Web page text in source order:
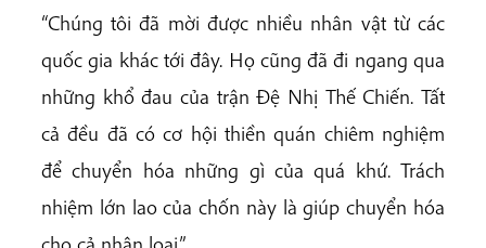
“Chúng tôi đã mời được nhiều nhân vật từ các
quốc gia khác tới đây. Họ cũng đã đi ngang qua
những khổ đau của trận Đệ Nhị Thế Chiến. Tất
cả đều đã có cơ hội thiền quán chiêm nghiệm
để chuyển hóa những gì của quá khứ. Trách
nhiệm lớn lao của chốn này là giúp chuyển hóa